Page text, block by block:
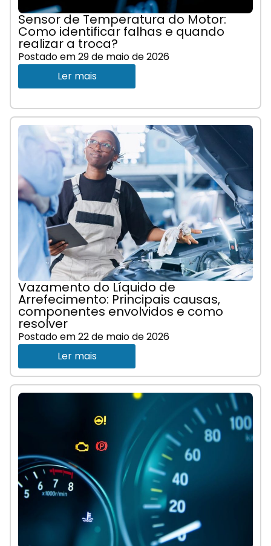
Sensor de Temperatura do Motor:
Como identificar falhas e quando
realizar a troca?
Postado em29 de maio de 2026
Ler mais
Vazamento do Líquido de
Arrefecimento: Principais causas,
componentes envolvidos e como
resolver
Postado em22 de maio de 2026
Ler mais